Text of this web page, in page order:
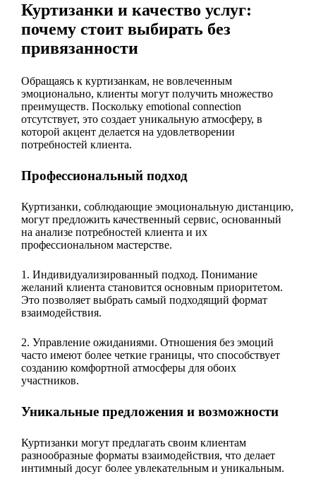
Куртизанки и качество услуг:
почему стоит выбирать без
привязанности
Обращаясь к куртизанкам, не вовлеченным
эмоционально, клиенты могут получить множество
преимуществ. Поскольку emotional connection
отсутствует, это создает уникальную атмосферу, в
которой акцент делается на удовлетворении
потребностей клиента.
Профессиональный подход
Куртизанки, соблюдающие эмоциональную дистанцию,
могут предложить качественный сервис, основанный
на анализе потребностей клиента и их
профессиональном мастерстве.
1. Индивидуализированный подход. Понимание
желаний клиента становится основным приоритетом.
Это позволяет выбрать самый подходящий формат
взаимодействия.
2. Управление ожиданиями. Отношения без эмоций
часто имеют более четкие границы, что способствует
созданию комфортной атмосферы для обоих
участников.
Уникальные предложения и возможности
Куртизанки могут предлагать своим клиентам
разнообразные форматы взаимодействия, что делает
интимный досуг более увлекательным и уникальным.